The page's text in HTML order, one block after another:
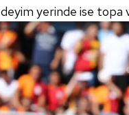
yerinde ise topa